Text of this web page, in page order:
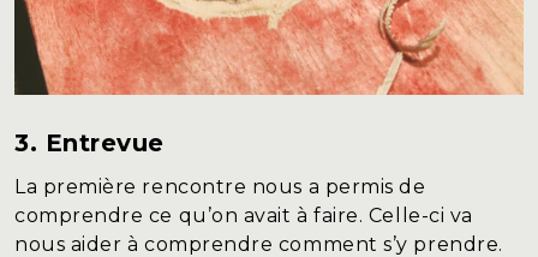
3. Entrevue
La première rencontre nous a permis de
comprendre ce qu’on avait à faire. Celle-ci va
nous aider à comprendre comment s’y prendre.